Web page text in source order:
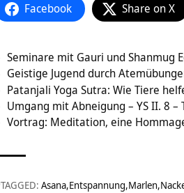
Facebook Share on X
Seminare mit Gauri und Shanmug
Geistige Jugend durch
Patanjali Yoga Sutra: Wie Tiere
Umgang mit Abneigung – YS II. 8
Vortrag: Meditation, eine
TAGGED: Asana Entspannung Marlen